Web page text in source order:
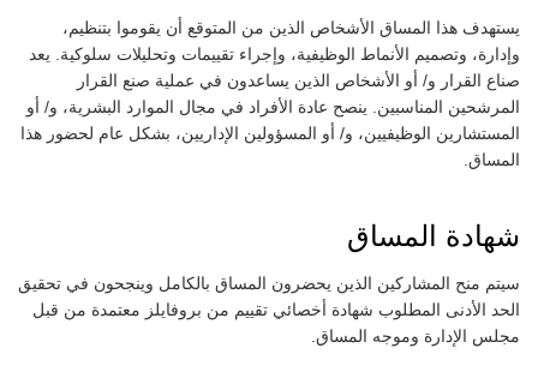
يستهدف هذا المساق الأشخاص الذين من المتوقع أن يقوموا بتنظيم،
وإدارة، وتصميم الأنماط الوظيفية، وإجراء تقييمات وتحليلات سلوكية. يعد
صناع القرار و/ أو الأشخاص الذين يساعدون في عملية صنع القرار
المرشحين المناسبين. ينصح عادة الأفراد في مجال الموارد البشرية، و/ أو
المستشارين الوظيفيين، و/ أو المسؤولين الإداريين، بشكل عام لحضور هذا
المساق.
شهادة المساق
سيتم منح المشاركين الذين يحضرون المساق بالكامل وينجحون في تحقيق
الحد الأدنى المطلوب شهادة أخصائي تقييم من بروفايلز معتمدة من قبل
مجلس الإدارة وموجه المساق.